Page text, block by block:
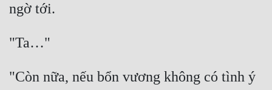
ngờ tới.
"Ta…"
"Còn nữa, nếu bổn vương không có tình ý